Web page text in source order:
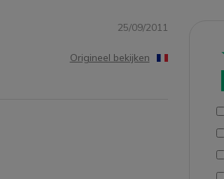
25/09/2011
Origineel bekijken